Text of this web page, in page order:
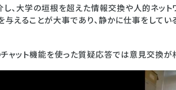
、大学の垣根を超えた情報交換や人的ネット
与えることが大事であり、静かに仕事をして
ット機能を使った質疑応答では意見交換が